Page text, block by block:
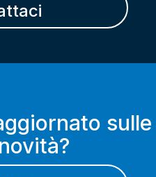
sulle